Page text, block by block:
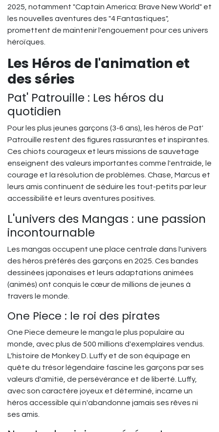
2025, notamment "Captain America: Brave New World" et
les nouvelles aventures des "4 Fantastiques",
promettent de maintenir l'engouement pour ces univers
héroïques.
Les Héros de l'animation et
des séries
Pat' Patrouille : Les héros du
quotidien
Pour les plus jeunes garçons (3-6 ans), les héros de Pat'
Patrouille restent des figures rassurantes et inspirantes.
Ces chiots courageux et leurs missions de sauvetage
enseignent des valeurs importantes comme l'entraide, le
courage et la résolution de problèmes. Chase, Marcus et
leurs amis continuent de séduire les tout-petits par leur
accessibilité et leurs aventures positives.
L'univers des Mangas : une passion
incontournable
Les mangas occupent une place centrale dans l'univers
des héros préférés des garçons en 2025. Ces bandes
dessinées japonaises et leurs adaptations animées
(animés) ont conquis le cœur de millions de jeunes à
travers le monde.
One Piece : le roi des pirates
One Piece demeure le manga le plus populaire au
monde, avec plus de 500 millions d'exemplaires vendus.
L'histoire de Monkey D. Luffy et de son équipage en
quête du trésor légendaire fascine les garçons par ses
valeurs d'amitié, de persévérance et de liberté. Luffy,
avec son caractère joyeux et déterminé, incarne un
héros accessible qui n'abandonne jamais ses rêves ni
ses amis.